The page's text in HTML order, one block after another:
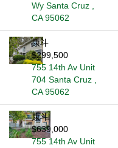
Wy Santa Cruz ,
CA 95062
康斗
$299,500
755 14th Av Unit
704 Santa Cruz ,
CA 95062
康斗
$639,000
755 14th Av Unit